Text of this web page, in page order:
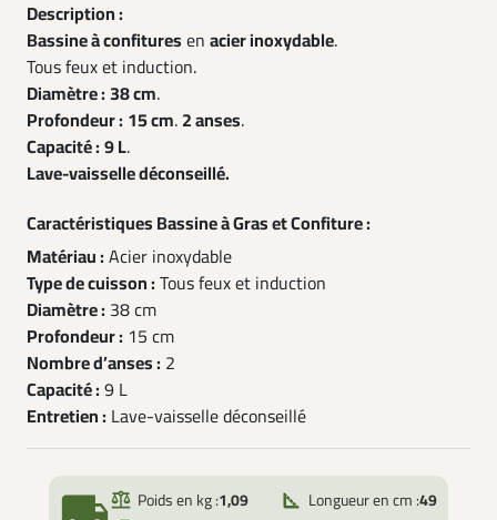
Description :
Bassine à confitures en acier inoxydable.
Tous feux et induction.
Diamètre : 38 cm.
Profondeur : 15 cm. 2 anses.
Capacité : 9 L.
Lave-vaisselle déconseillé.
Caractéristiques Bassine à Gras et Confiture :
Matériau : Acier inoxydable
Type de cuisson : Tous feux et induction
Diamètre : 38 cm
Profondeur : 15 cm
Nombre d’anses : 2
Capacité : 9 L
Entretien : Lave-vaisselle déconseillé
Poids en kg :1,09
Longueur en cm :49